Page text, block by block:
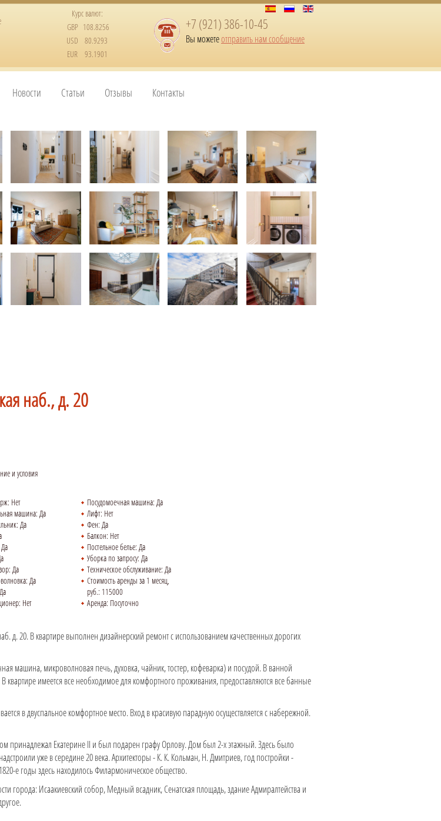
Курс валют:
GBP 108.8256
USD
80.9293
EUR
93.1901
+7 (921) 386-10-45
Вы можетеотправить нам сообщение
Новости Статьи Отзывы Контакты
наб., д. 20
и условия
Нет
машина: Да
Да
Да
Да
Да
Да
Нет
Посудомоечная машина: Да
Лифт: Нет
Фен: Да
Балкон: Нет
Постельное белье: Да
Уборка по запросу: Да
Техническое обслуживание: Да
Стоимость аренды за 1 месяц,
руб.: 115000
Аренда: Посуточно
д. 20. В квартире выполнен дизайнерский ремонт с использованием качественных дорогих
машина, микроволновая печь, духовка, чайник, тостер, кофеварка) и посудой. В ванной
квартире имеется все необходимое для комфортного проживания, предоставляются все банные
в двуспальное комфортное место. Вход в красивую парадную осуществляется с набережной.
Екатерине II и был подарен графу Орлову. Дом был 2-х этажный. Здесь было
уже в середине 20 века. Архитекторы - К. К. Кольман, Н. Дмитриев, год постройки -
е годы здесь находилось Филармоническое общество.
города: Исаакиевский собор, Медный всадник, Сенатская площадь, здание Адмиралтейства и